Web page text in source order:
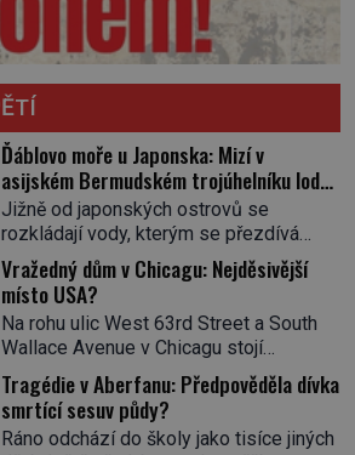
Ďáblovo moře u Japonska: Mizí v
asijském Bermudském trojúhelníku lodě
ve spárech neznámé síly?
Jižně od japonských ostrovů se
rozkládají vody, kterým se přezdívá
Ďáblovo moře. Vypráví se o lodích
mizejících beze stopy, podivných
světlech, zrádných proudech i mořských
dracích, kteří měli tyto končiny střežit už
v dávných legendách. Je tichomořský
Dračí trojúhelník skutečně prokletým
místem, nebo se zde jen nebezpečná
příroda proměnila v jednu z
Vražedný dům v Chicagu: Nejděsivější
místo USA?
Na rohu ulic West 63rd Street a South
Wallace Avenue v Chicagu stojí
nenápadná pošta. Nemá žádný speciální
nápis ani pamětní desku. A přesto prý
místní zaměstnanci neradi chodí do
sklepa. Právě tady totiž sídlil sériový
Tragédie v Aberfanu: Předpověděla dívka
smrtící sesuv půdy?
Ráno odchází do školy jako tisíce jiných